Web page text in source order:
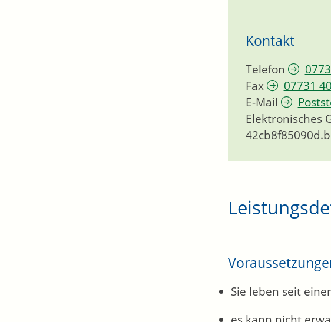
Kontakt
Telefon
Fax
07731
E-Mail
Elektronisches
Sie leben seit